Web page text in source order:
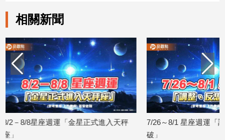
相關新聞
秤
7/26～8/1 星座週運「調整、反思與突
7/19－7/26 星